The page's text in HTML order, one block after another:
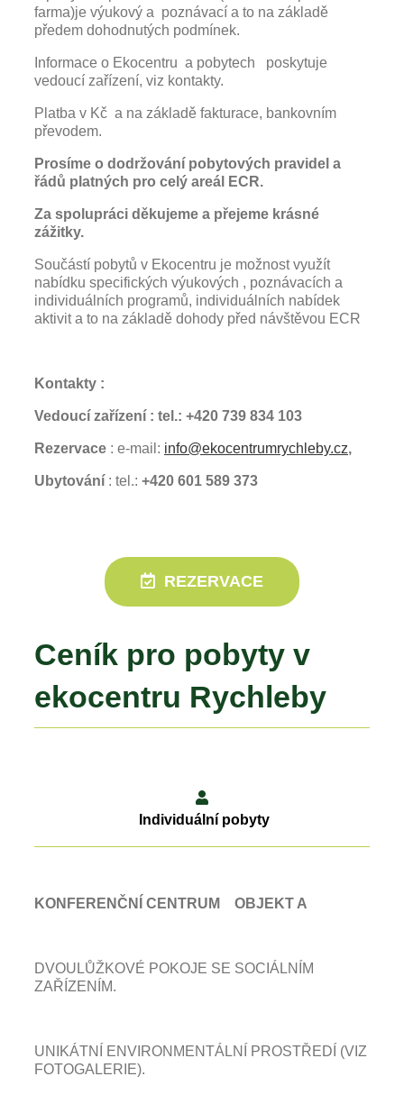
farma)je výukový a poznávací a to na základě
předem dohodnutých podmínek.
Informace o Ekocentru a pobytech poskytuje
vedoucí zařízení, viz kontakty.
Platba v Kč a na základě fakturace, bankovním
převodem.
Prosíme o dodržování pobytových pravidel a
řádů platných pro celý areál ECR.
Za spolupráci děkujeme a přejeme krásné
zážitky.
Součástí pobytů v Ekocentru je možnost využít
nabídku specifických výukových , poznávacích a
individuálních programů, individuálních nabídek
aktivit a to na základě dohody před návštěvou ECR
Kontakty :
Vedoucí zařízení : tel.: +420 739 834 103
Rezervace : e-mail: info@ekocentrumrychleby.cz,
Ubytování : tel.: +420 601 589 373
REZERVACE
Ceník pro pobyty v
ekocentru Rychleby
Individuální pobyty
KONFERENČNÍ CENTRUM OBJEKT A
DVOULŮŽKOVÉ POKOJE SE SOCIÁLNÍM
ZAŘÍZENÍM.
UNIKÁTNÍ ENVIRONMENTÁLNÍ PROSTŘEDÍ (VIZ
FOTOGALERIE).